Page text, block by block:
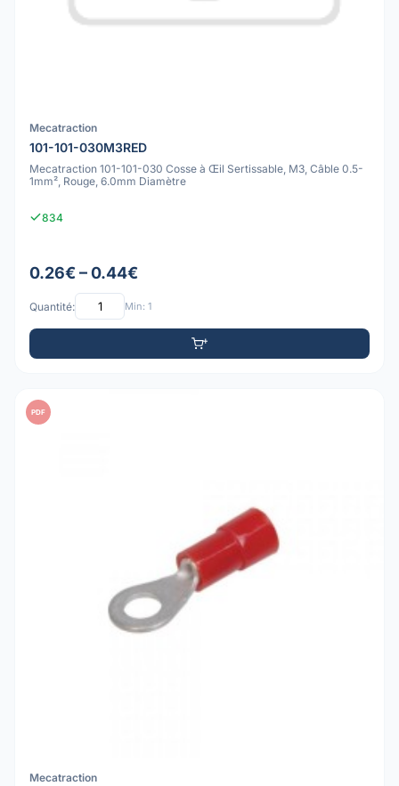
Mecatraction
101-101-030M3RED
Mecatraction 101-101-030 Cosse à Œil Sertissable, M3, Câble 0.5-
1mm², Rouge, 6.0mm Diamètre
834
0.26€ – 0.44€
Quantité: Min: 1
PDF
Mecatraction